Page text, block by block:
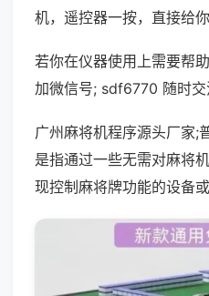
机，遥控器一按，直接给你
若你在仪器使用上需要帮
加微信号; sdf6770 随时交
广州麻将机程序源头厂家;
是指通过一些无需对麻将
现控制麻将牌功能的设备或